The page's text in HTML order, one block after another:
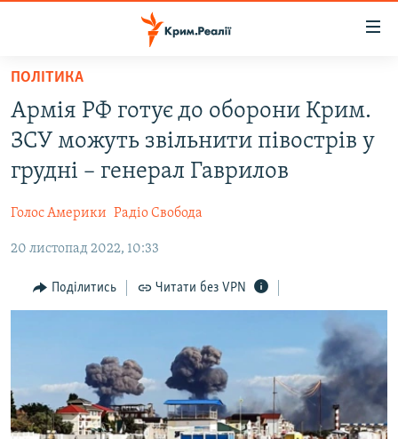
Перейти
основного
матеріалу
до
основної
Перейти
пошуку
ВОДА.КРИМ
ВІДЕО ТА ФОТО
БЛОГИ
ПОГЛЯД
ІНТЕРВ'Ю
ДЕПОРТАЦІЯ
ВІДЕОУРОКИ «ELIFBE»
ЯК ОБІЙТИ БЛОКУВАННЯ
Русский
ПОЛІТИКА
Армія РФ готує до оборони Крим.
ЗСУ можуть звільнити півострів у
грудні – генерал Гаврилов
Голос Америки Радіо Свобода
20 листопад 2022, 10:33
Поділитись Читати без VPN